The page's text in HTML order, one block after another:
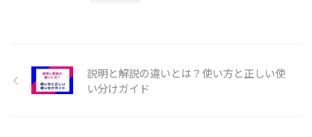
説明と解説の違いとは？使い方と正しい使
い分けガイド